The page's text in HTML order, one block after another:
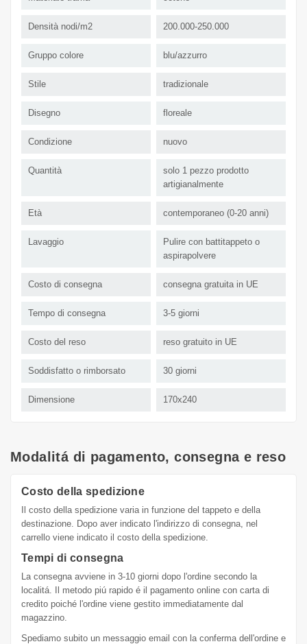
Densità nodi/m2 200.000-250.000
Gruppo colore blu/azzurro
Stile tradizionale
Disegno floreale
Condizione nuovo
Quantità
solo 1 pezzo prodotto
artigianalmente
Età contemporaneo (0-20 anni)
Lavaggio
Pulire con battitappeto o
aspirapolvere
Costo di consegna consegna gratuita in UE
Tempo di consegna 3-5 giorni
Costo del reso reso gratuito in UE
Soddisfatto o rimborsato 30 giorni
Dimensione 170x240
Modalitá di pagamento, consegna e reso
Costo della spedizione
Il costo della spedizione varia in funzione del tappeto e della
destinazione. Dopo aver indicato l'indirizzo di consegna, nel
carrello viene indicato il costo della spedizione.
Tempi di consegna
La consegna avviene in 3-10 giorni dopo l'ordine secondo la
localitá. Il metodo piú rapido é il pagamento online con carta di
credito poiché l'ordine viene gestito immediatamente dal
magazzino.
Spediamo subito un messaggio email con la conferma dell'ordine e